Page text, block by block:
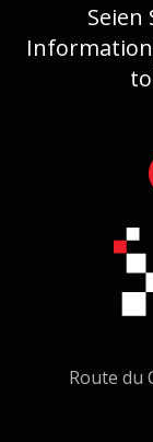
Seien
Route du